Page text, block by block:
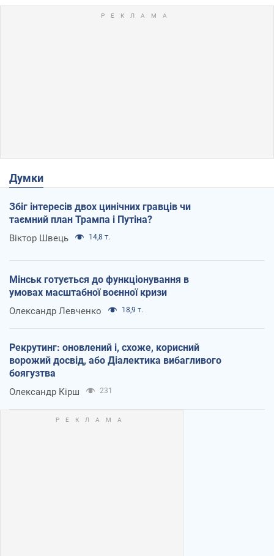
Думки
Збіг інтересів двох цинічних гравців чи
таємний план Трампа і Путіна?
Віктор Швець 14,8 т.
Мінськ готується до функціонування в
умовах масштабної воєнної кризи
Олександр Левченко 18,9 т.
Рекрутинг: оновлений і, схоже, корисний
ворожий досвід, або Діалектика вибагливого
боягузтва
Олександр Кірш 231